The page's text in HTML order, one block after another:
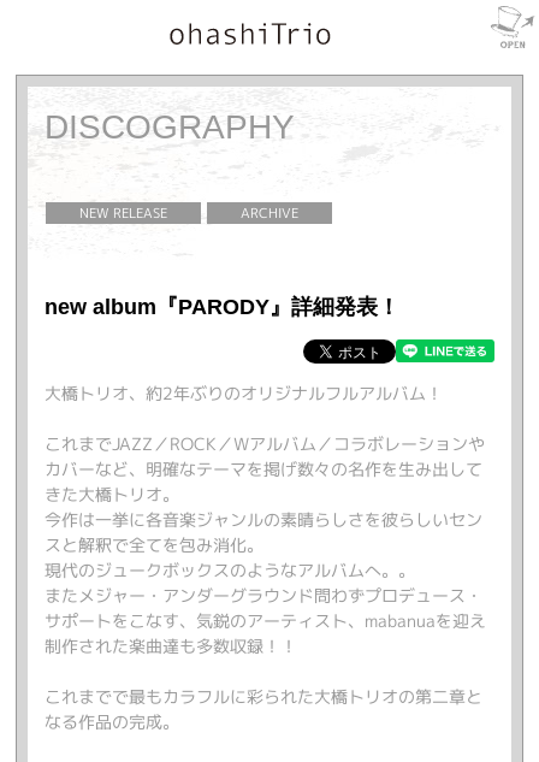
DISCOGRAPHY
NEW RELEASE ARCHIVE
new album『PARODY』詳細発表！
大橋トリオ、約2年ぶりのオリジナルフルアルバム！
これまでJAZZ／ROCK／Wアルバム／コラボレーションや
カバーなど、明確なテーマを掲げ数々の名作を生み出して
きた大橋トリオ。
今作は一挙に各音楽ジャンルの素晴らしさを彼らしいセン
スと解釈で全てを包み消化。
現代のジュークボックスのようなアルバムへ。。
またメジャー・アンダーグラウンド問わずプロデュース・
サポートをこなす、気鋭のアーティスト、mabanuaを迎え
制作された楽曲達も多数収録！！
これまでで最もカラフルに彩られた大橋トリオの第二章と
なる作品の完成。